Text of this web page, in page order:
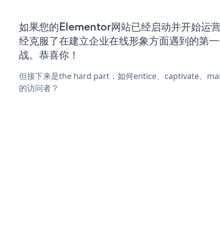
如果您的Elementor网站已经启动并开始运
经克服了在建立企业在线形象方面遇到的第
战。恭喜你！
但接下来是the hard part：如何entice、captivate、
的访问者？